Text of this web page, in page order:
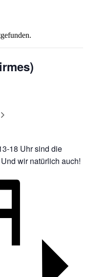
18 Uhr sind die
wir natürlich auch!